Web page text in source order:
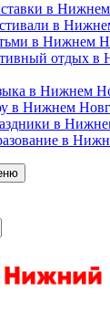
в
в
в Нижнем
отдых в
в Нижнем
в Нижнем
в
в